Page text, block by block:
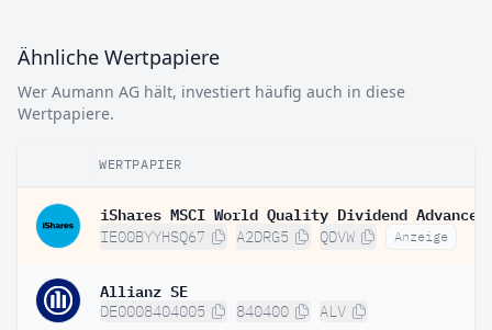
Ähnliche Wertpapiere
Wer Aumann AG hält, investiert häufig auch in diese
Wertpapiere.
WERTPAPIER
IE00BYYHSQ67 A2DRG5 QDVW Anzeige
Allianz SE
DE0008404005 840400 ALV